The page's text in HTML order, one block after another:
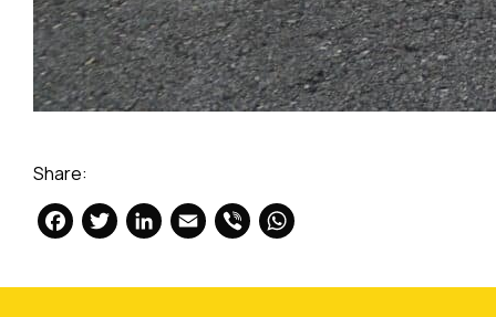
Share:
Facebook
Twitter
LinkedIn
Email
Viber